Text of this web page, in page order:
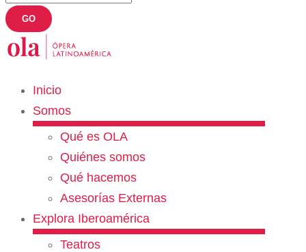
Inicio
Somos
Qué es OLA
Quiénes somos
Qué hacemos
Asesorías Externas
Explora Iberoamérica
Teatros